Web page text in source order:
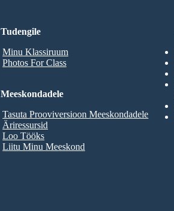
Tudengile
Minu Klassiruum
Photos For Class
Meeskondadele
Tasuta Prooviversioon Meeskondadele
Äriressursid
Loo Tööks
Liitu Minu Meeskond